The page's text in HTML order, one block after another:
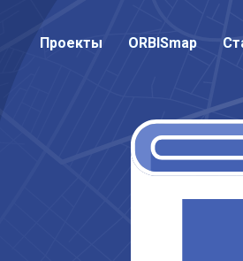
Проекты
Проекты ORBISmap
ORBISmap